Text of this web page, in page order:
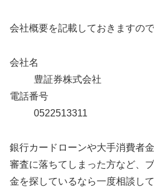
会社概要を記載しておきますの
会社名
豊証券株式会社
電話番号
0522513311
銀行カードローンや大手消費者
審査に落ちてしまった方など、
金を探しているなら一度相談し